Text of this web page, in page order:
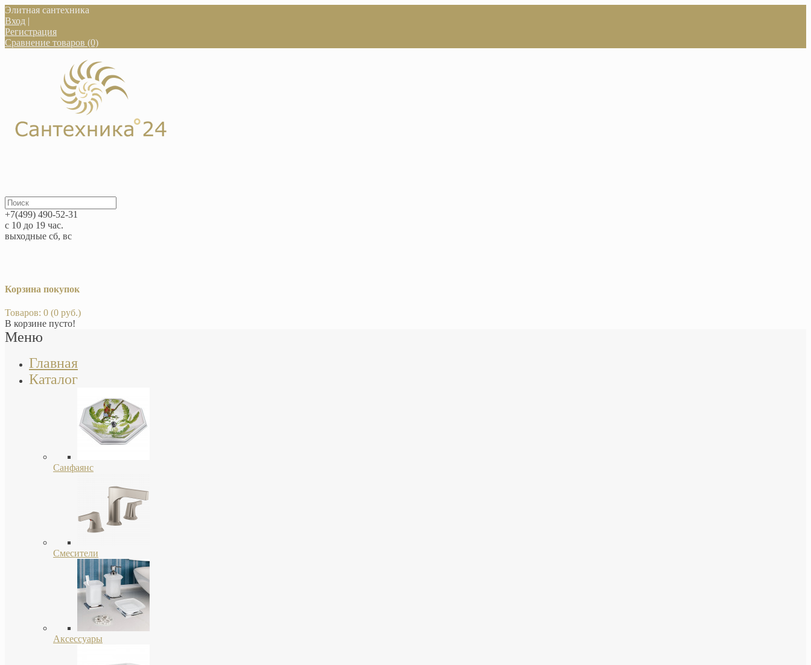
Элитная сантехника
Вход |
Регистрация
Сравнение товаров (0)
+7(499) 490-52-31
с 10 до 19 час.
выходные сб, вс
Корзина покупок
Товаров: 0 (0 руб.)
В корзине пусто!
Меню
Главная
Каталог
Санфаянс
Смесители
Аксессуары